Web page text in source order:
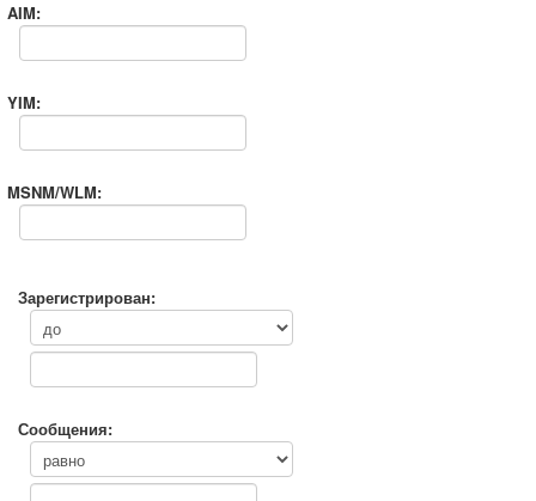
AIM:
YIM:
MSNM/WLM:
Зарегистрирован:
Сообщения: